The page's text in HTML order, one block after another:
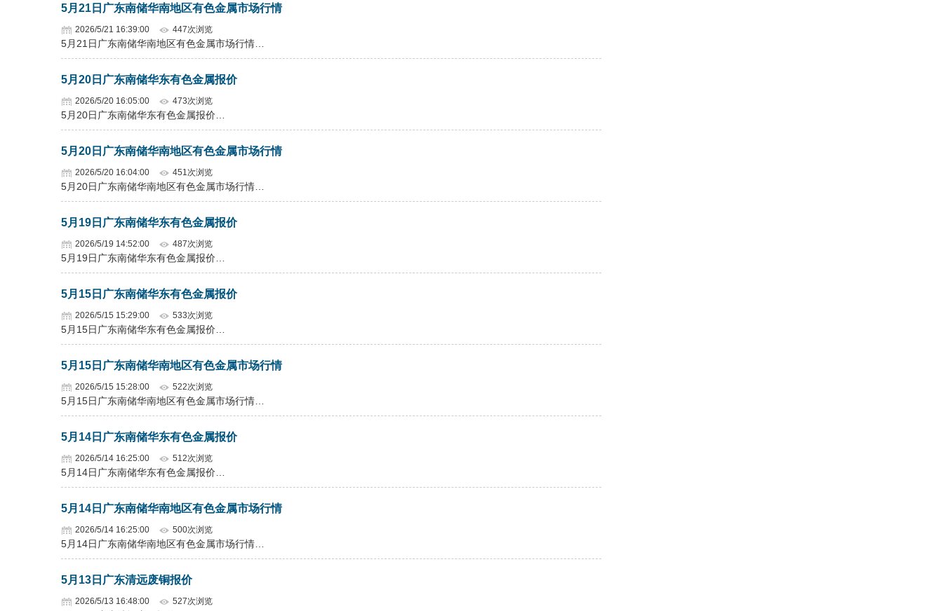
5月21日广东南储华南地区有色金属市场行情
2026/5/21 16:39:00 447次浏览
5月21日广东南储华南地区有色金属市场行情…
5月20日广东南储华东有色金属报价
2026/5/20 16:05:00 473次浏览
5月20日广东南储华东有色金属报价…
5月20日广东南储华南地区有色金属市场行情
2026/5/20 16:04:00 451次浏览
5月20日广东南储华南地区有色金属市场行情…
5月19日广东南储华东有色金属报价
2026/5/19 14:52:00 487次浏览
5月19日广东南储华东有色金属报价…
5月15日广东南储华东有色金属报价
2026/5/15 15:29:00 533次浏览
5月15日广东南储华东有色金属报价…
5月15日广东南储华南地区有色金属市场行情
2026/5/15 15:28:00 522次浏览
5月15日广东南储华南地区有色金属市场行情…
5月14日广东南储华东有色金属报价
2026/5/14 16:25:00 512次浏览
5月14日广东南储华东有色金属报价…
5月14日广东南储华南地区有色金属市场行情
2026/5/14 16:25:00 500次浏览
5月14日广东南储华南地区有色金属市场行情…
5月13日广东清远废铜报价
2026/5/13 16:48:00 527次浏览